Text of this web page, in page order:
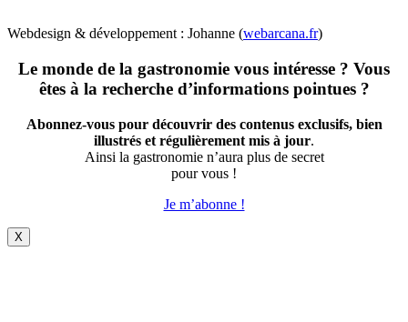
Webdesign & développement : Johanne (webarcana.fr)
Le monde de la gastronomie vous intéresse ? Vous
êtes à la recherche d’informations pointues ?
Abonnez-vous pour découvrir des contenus exclusifs, bien
illustrés et régulièrement mis à jour.
Ainsi la gastronomie n’aura plus de secret
pour vous !
Je m’abonne !
X